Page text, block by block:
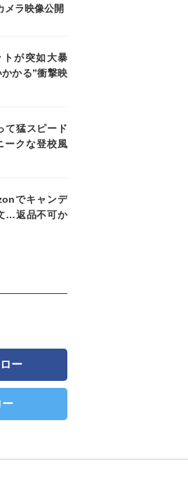
ラ映像公開
が突如大暴
かる”衝撃映
て猛スピード
ークな登校風
でキャンデ
…返品不可か
ー